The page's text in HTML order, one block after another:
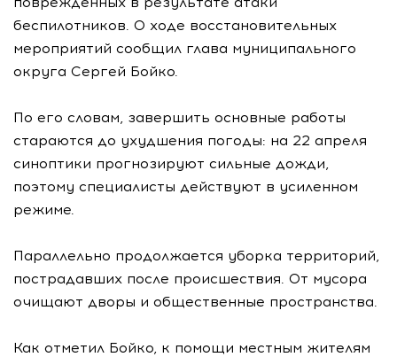
беспилотников. О ходе восстановительных
мероприятий сообщил глава муниципального
округа Сергей Бойко.
По его словам, завершить основные работы
стараются до ухудшения погоды: на 22 апреля
синоптики прогнозируют сильные дожди,
поэтому специалисты действуют в усиленном
режиме.
Параллельно продолжается уборка территорий,
пострадавших после происшествия. От мусора
очищают дворы и общественные пространства.
Как отметил Бойко, к помощи местным жителям